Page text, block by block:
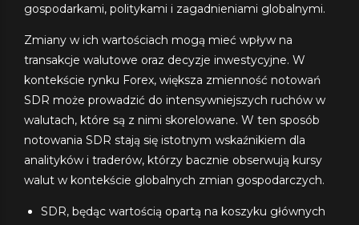
gospodarkami, politykami i zagadnieniami globalnymi.
Zmiany w ich wartościach mogą mieć wpływ na
transakcje walutowe oraz decyzje inwestycyjne. W
kontekście rynku Forex, większa zmienność notowań
SDR może prowadzić do intensywniejszych ruchów w
walutach, które są z nimi skorelowane. W ten sposób
notowania SDR stają się istotnym wskaźnikiem dla
analityków i traderów, którzy bacznie obserwują kursy
walut w kontekście globalnych zmian gospodarczych.
SDR, będąc wartością opartą na koszyku głównych